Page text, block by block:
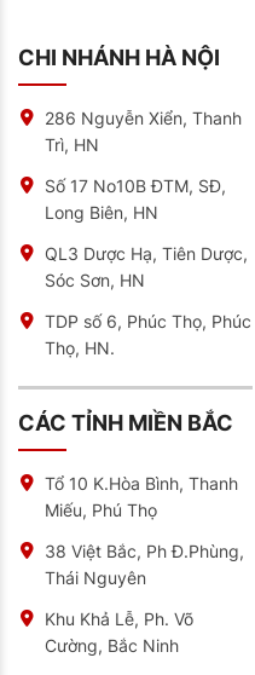
Địa chỉ bán ắc quy
Hiện nay, không khó để
ắc quy ô tô. Nhưng việc
có được sản phẩm chất
cấp cho các bạn các
đảm bảo chất lượng và
trường.
Tại đây, chúng tôi cam
lượng được nhập khẩu
Hãy liên hệ ngay với
trợ lựa chọn được loại ắc
nhé.
NAT CENTERhân hạnh
thân yêu!
CHI NHÁNH HÀ NỘI
286 Nguyễn Xiển, Thanh
Trì, HN
Số 17 No10B ĐTM, SĐ,
Long Biên, HN
QL3 Dược Hạ, Tiên Dược,
Sóc Sơn, HN
TDP số 6, Phúc Thọ, Phúc
Thọ, HN.
CÁC TỈNH MIỀN BẮC
Tổ 10 K.Hòa Bình, Thanh
Miếu, Phú Thọ
38 Việt Bắc, Ph Đ.Phùng,
Thái Nguyên
Khu Khả Lễ, Ph. Võ
Cường, Bắc Ninh